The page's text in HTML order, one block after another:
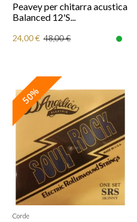
Peavey per chitarra acustica
Balanced 12'S...
24,00 € 48,00 €
50%
Corde